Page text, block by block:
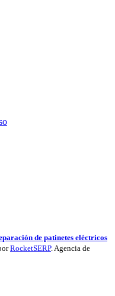
de patinetes eléctricos
RocketSERP. Agencia de